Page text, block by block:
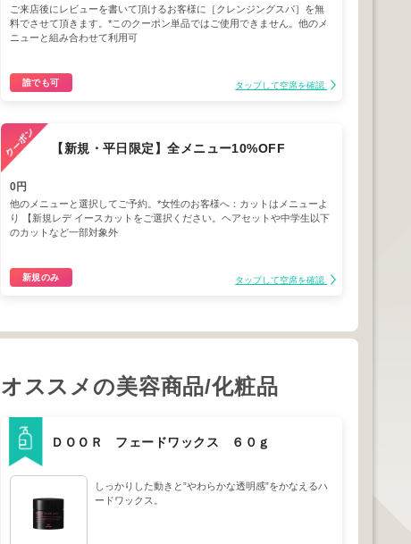
ご来店後にレビューを書いて頂けるお客様に［クレンジングスパ］を無
料でさせて頂きます。*このクーポン単品ではご使用できません。他のメ
ニューと組み合わせて利用可
誰でも可 タップして空席を確認
【新規・平日限定】全メニュー10%OFF
0円
他のメニューと選択してご予約。*女性のお客様へ：カットはメニューよ
り 【新規レデ イースカットをご選択ください。ヘアセットや中学生以下
のカットなど一部対象外
新規のみ タップして空席を確認
オススメの美容商品/化粧品
ＤＯＯＲ フェードワックス ６０ｇ
しっかりした動きと”やわらかな透明感”をかなえるハ
ードワックス。